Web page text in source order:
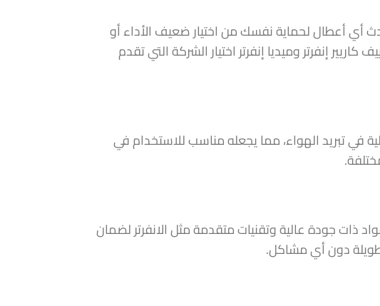
أي أعطال لحماية نفسك من اختيار ضعيف الأداء أو
إنفرتر وميديا إنفرتر اختيار الشركة التي تقدم
في تبريد الهواء، مما يجعله مناسب للاستخدام في
ذات جودة عالية وتقنيات متقدمة مثل الانفرتر لضمان
طويلة دون أي مشاكل.